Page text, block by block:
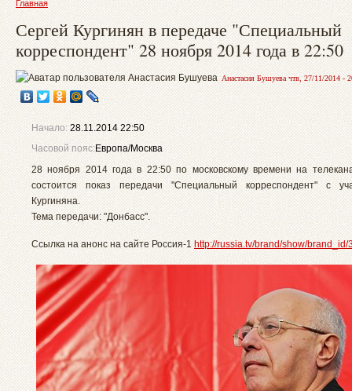
Главная
Сергей Кургинян в передаче "Специальный
корреспондент" 28 ноября 2014 года в 22:50
Анастасия Бушуева чтв, 27/11/2014 -
Начало:28.11.2014 22:50
Часовой пояс:Европа/Москва
28 ноября 2014 года в 22:50 по московскому времени на
состоится показ передачи "Специальный корреспондент" с
Кургиняна.
Тема передачи: "Донбасс".
Ссылка на анонс на сайте Россия-1 http://russia.tv/brand/show/brand_id/